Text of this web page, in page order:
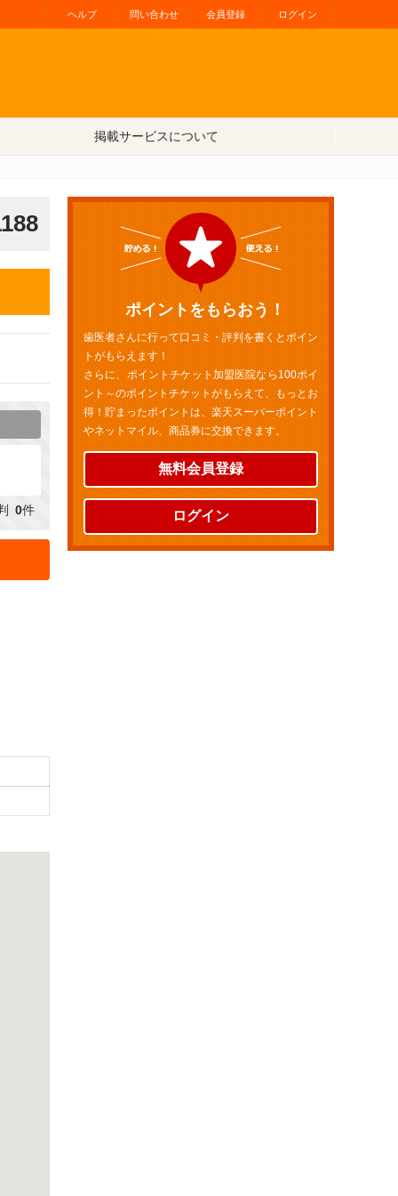
ヘルプ 問い合わせ 会員登録 ログイン
掲載サービスについて
0件
ポイントをもらおう！
歯医者さんに行って口コミ・評判を書くとポイン
トがもらえます！
さらに、ポイントチケット加盟医院なら100ポイ
ント～のポイントチケットがもらえて、もっとお
得！貯まったポイントは、楽天スーパーポイント
やネットマイル、商品券に交換できます。
無料会員登録
ログイン